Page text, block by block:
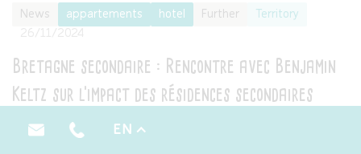
EN
News appartements hotel Further
Territory
Bretagne secondaire : Rencontre avec Benjamin
Keltz sur l’impact des résidences secondaires
Découvrez l'impact des résidences secondaires sur le